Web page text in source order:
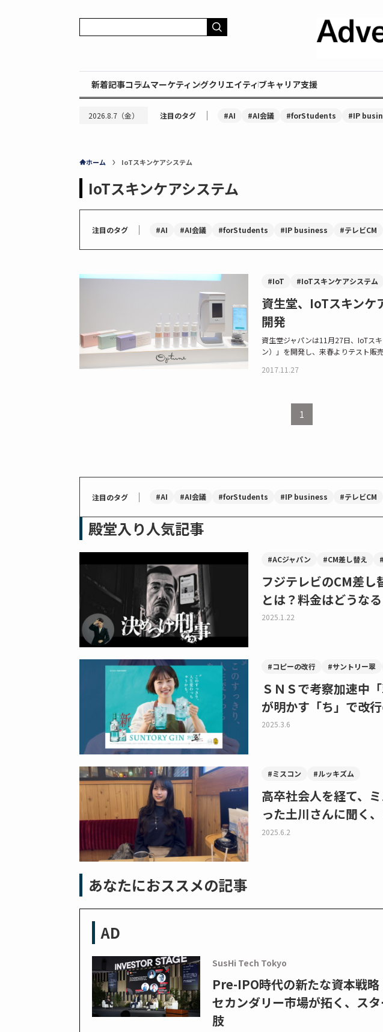
新着記事コラムマーケティングクリエイティブキャリア支援
2026.8.7（金） 注目のタグ ｜ #AI #AI会議 #forStudents #IP
ホーム IoTスキンケアシステム
IoTスキンケアシステム
注目のタグ ｜ #AI #AI会議 #forStudents #IP business #テレビCM
#IoT #IoTスキンケアシステム
資生堂、IoTスキンケ
開発
資生堂ジャパンは11月27日、IoTス
ン）」を開発し、来春よりテスト販
2017.11.27
1
注目のタグ ｜ #AI #AI会議 #forStudents #IP business #テレビCM
殿堂入り人気記事
#ACジャパン #CM差し替え
フジテレビのCM差し
とは？料金はどうなる
2025.1.22
#コピーの改行 #サントリー翠
ＳＮＳで考察加速中
が明かす「ち」で改
2025.3.6
#ミスコン #ルッキズム
高卒社会人を経て、
った土川さんに聞く
2025.6.2
あなたにおススメの記事
AD
SusHi Tech Tokyo
Pre-IPO時代の新たな資本戦略
セカンダリー市場が拓く、ス
肢